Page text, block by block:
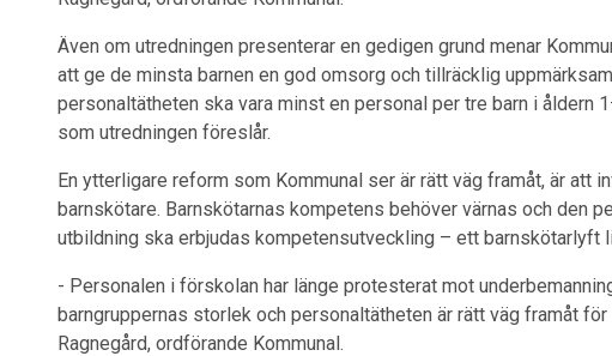
Även om utredningen presenterar en gedigen grund menar
att ge de minsta barnen en god omsorg och tillräcklig
personaltätheten ska vara minst en personal per tre barn i åldern
som utredningen föreslår.
En ytterligare reform som Kommunal ser är rätt väg framåt, är att
barnskötare. Barnskötarnas kompetens behöver värnas och den
utbildning ska erbjudas kompetensutveckling – ett barnskötarlyft
- Personalen i förskolan har länge protesterat mot
barngruppernas storlek och personaltätheten är rätt väg framåt
Ragnegård, ordförande Kommunal.